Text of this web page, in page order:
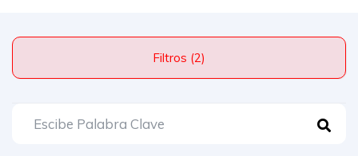
Filtros (2)